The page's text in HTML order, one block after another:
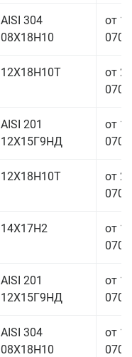
AISI 304
08Х18Н10
от
12Х18Н10Т
от
AISI 201
12Х15Г9НД
от
12Х18Н10Т
от
14Х17Н2
от
AISI 201
12Х15Г9НД
от
AISI 304
08Х18Н10
от